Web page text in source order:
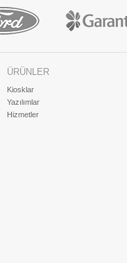
ÜRÜNLER
Kiosklar
Yazılımlar
Hizmetler